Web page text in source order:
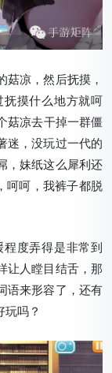
凉，然后抚摸，
摸什么地方就呵
菇凉去干掉一群僵
迷，没玩过一代的
，妹纸这么犀利还
呵呵，我裤子都脱
度弄得是非常到
让人瞠目结舌，那
语来形容了，还有
吗？